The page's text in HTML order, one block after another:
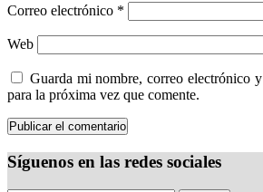
Correo electrónico *
Web
Guarda mi nombre, correo electrónico
para la próxima vez que comente.
Síguenos en las redes sociales